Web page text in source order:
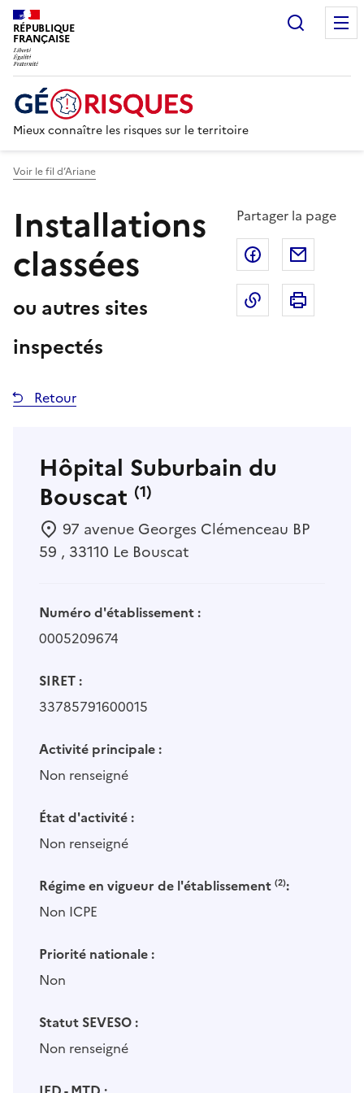
RÉPUBLIQUE
FRANÇAISE
Mieux connaître les risques sur le territoire
Voir le fil d’Ariane
Installations
classées
ou autres sites
inspectés
Partager la page
Partager sur
Copier dans
Retour
Hôpital Suburbain du
Bouscat (1)
97 avenue Georges Clémenceau BP
59 , 33110 Le Bouscat
Numéro d'établissement :
0005209674
SIRET :
33785791600015
Activité principale :
Non renseigné
État d'activité :
Non renseigné
Régime en vigueur de l'établissement (2):
Non ICPE
Priorité nationale :
Non
Statut SEVESO :
Non renseigné